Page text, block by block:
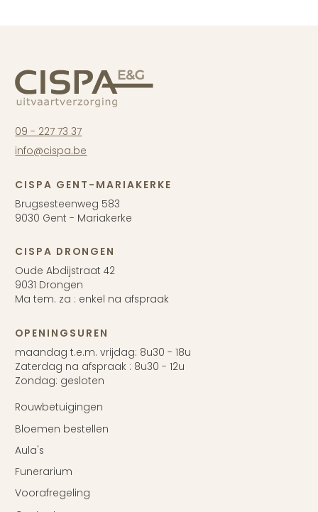
09 - 227 73 37
info@cispa.be
CISPA GENT-MARIAKERKE
Brugsesteenweg 583
9030 Gent - Mariakerke
CISPA DRONGEN
Oude Abdijstraat 42
9031 Drongen
Ma tem. za : enkel na afspraak
OPENINGSUREN
maandag t.e.m. vrijdag: 8u30 - 18u
Zaterdag na afspraak : 8u30 - 12u
Zondag: gesloten
Rouwbetuigingen
Bloemen bestellen
Aula's
Funerarium
Voorafregeling